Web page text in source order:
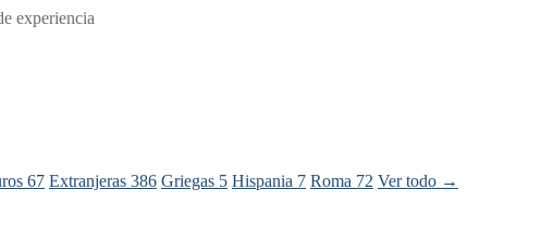
experiencia
67 Extranjeras 386 Griegas 5 Hispania 7 Roma 72 Ver todo →